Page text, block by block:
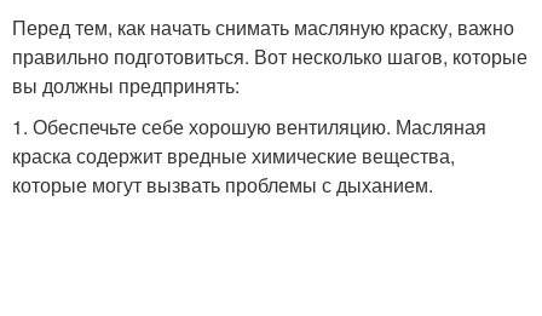
Перед тем, как начать снимать масляную краску, важно
правильно подготовиться. Вот несколько шагов, которые
вы должны предпринять:
1. Обеспечьте себе хорошую вентиляцию. Масляная
краска содержит вредные химические вещества,
которые могут вызвать проблемы с дыханием.